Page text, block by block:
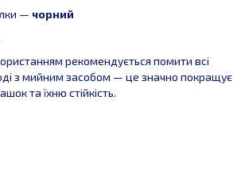
— чорний
рекомендується помити всі
з мийним засобом — це значно покращує
та їхню стійкість.